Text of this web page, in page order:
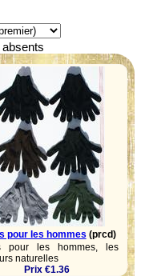
pour les hommes (prcd)
pour les hommes, les
naturelles
Prix €1.36